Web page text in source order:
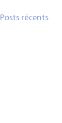
Posts récents